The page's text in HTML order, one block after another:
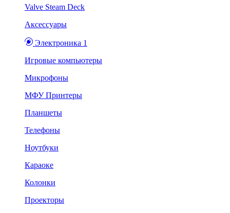
Valve Steam Deck
Аксессуары
Электроника 1
Игровые компьютеры
Микрофоны
МФУ Принтеры
Планшеты
Телефоны
Ноутбуки
Караоке
Колонки
Проекторы